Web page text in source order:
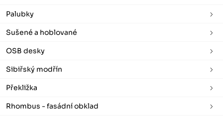
Palubky
Sušené a hoblované
OSB desky
Sibiřský modřín
Překližka
Rhombus - fasádní obklad